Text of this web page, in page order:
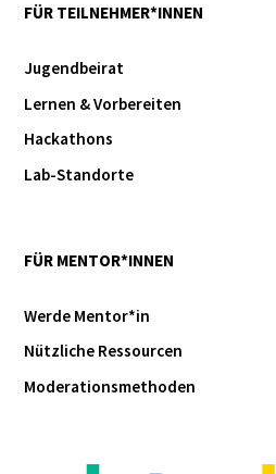
FÜR TEILNEHMER*INNEN
Jugendbeirat
Lernen & Vorbereiten
Hackathons
Lab-Standorte
FÜR MENTOR*INNEN
Werde Mentor*in
Nützliche Ressourcen
Moderationsmethoden